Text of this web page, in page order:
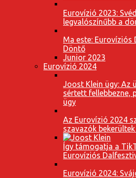
Eurovízió 2023:
legvalószínűbb a
Ma este: Eurovíziós
Döntő
Junior 2023
Eurovízió 2024
Joost Klein ügy: Az
sértett fellebbezne,
ügy
Az Eurovízió 2024
szavazók
Így támogatja a
Eurovíziós
Eurovízió 2024: